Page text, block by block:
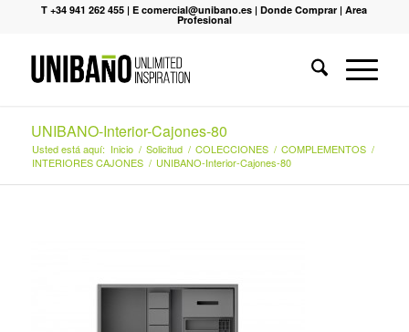
T +34 941 262 455 |E comercial@unibano.es |Donde Comprar |Area
Profesional
UNIBANO-Interior-Cajones-80
Usted está aquí: Inicio / Solicitud / COLECCIONES / COMPLEMENTOS /
INTERIORES CAJONES / UNIBANO-Interior-Cajones-80